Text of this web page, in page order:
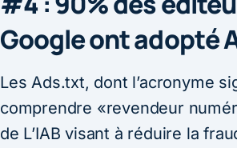
Google ont adopté
Les Ads.txt, dont l’acronyme
comprendre «revendeur
de L’IAB visant à réduire la